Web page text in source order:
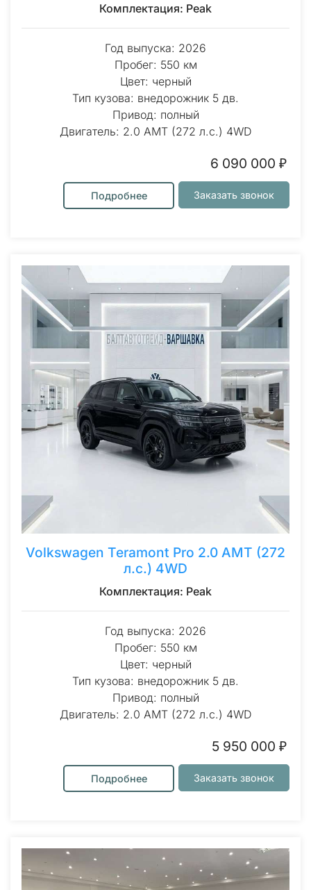
Комплектация: Peak
Год выпуска: 2026
Пробег: 550 км
Цвет: черный
Тип кузова: внедорожник 5 дв.
Привод: полный
Двигатель: 2.0 AMT (272 л.с.) 4WD
6 090 000 ₽
Подробнее Заказать звонок
Volkswagen Teramont Pro 2.0 AMT (272
л.с.) 4WD
Комплектация: Peak
Год выпуска: 2026
Пробег: 550 км
Цвет: черный
Тип кузова: внедорожник 5 дв.
Привод: полный
Двигатель: 2.0 AMT (272 л.с.) 4WD
5 950 000 ₽
Подробнее Заказать звонок